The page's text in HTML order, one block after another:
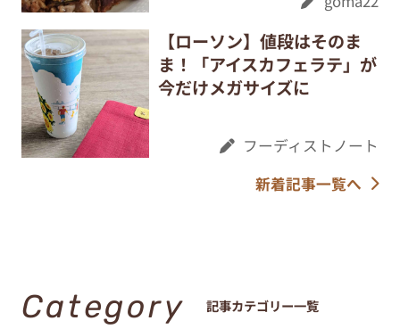
【ローソン】値段はそのま
ま！「アイスカフェラテ」が
今だけメガサイズに
フーディストノート
新着記事一覧へ
Category 記事カテゴリー一覧